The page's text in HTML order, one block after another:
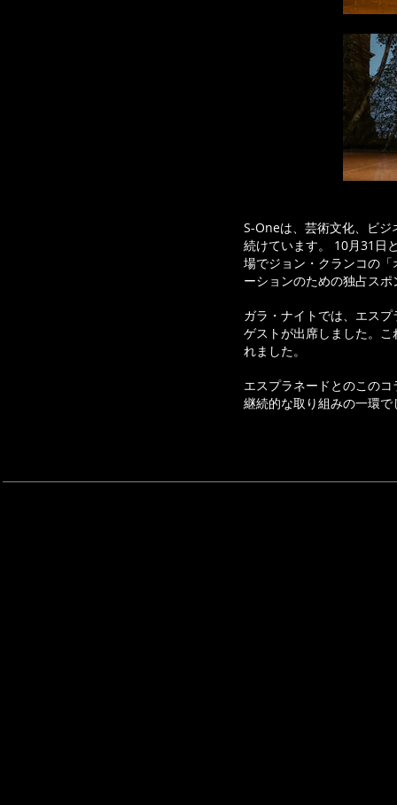
S-Oneは、芸術文化、ビ
続けています。 10月31日
場でジョン・クランコの
ーションのための独占ス
ガラ・ナイトでは、エス
ゲストが出席しました。
れました。
エスプラネードとのこの
継続的な取り組みの一環で